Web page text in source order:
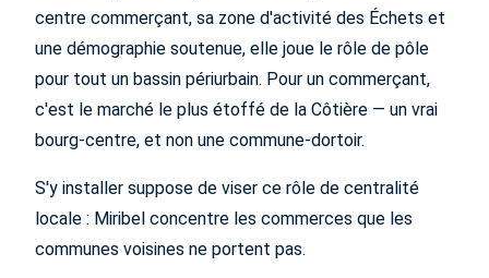
centre commerçant, sa zone d'activité des Échets et
une démographie soutenue, elle joue le rôle de pôle
pour tout un bassin périurbain. Pour un commerçant,
c'est le marché le plus étoffé de la Côtière — un vrai
bourg-centre, et non une commune-dortoir.
S'y installer suppose de viser ce rôle de centralité
locale : Miribel concentre les commerces que les
communes voisines ne portent pas.